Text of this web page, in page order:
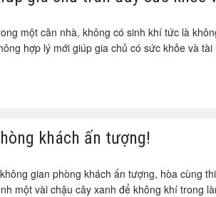
một căn nhà, không có sinh khí tức là
hợp lý mới giúp gia chủ có sức khỏe và
khách ấn tượng!
gian phòng khách ấn tượng, hòa cùng
một vài chậu cây xanh để không khí trong